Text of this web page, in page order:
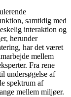
samtidig med
interaktion og
herunder
har det været
mellem
Fra rene
undersøgelse af
spektrum af
mellem miljøer.